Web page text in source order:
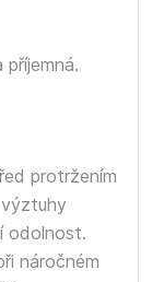
protržením
odolnost.
náročném